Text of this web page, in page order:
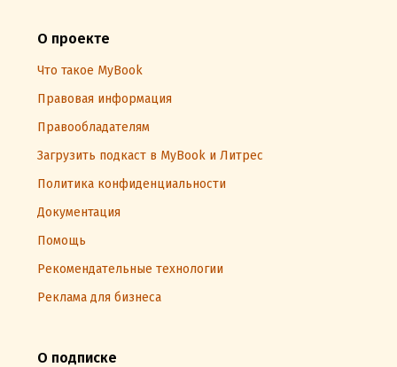
О проекте
Что такое MyBook
Правовая информация
Правообладателям
Загрузить подкаст в MyBook и Литрес
Политика конфиденциальности
Документация
Помощь
Рекомендательные технологии
Реклама для бизнеса
О подписке